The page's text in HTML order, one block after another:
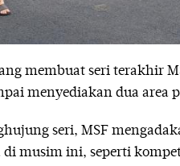
membuat seri terakhir
menyediakan dua
seri, MSF
di musim ini, seperti